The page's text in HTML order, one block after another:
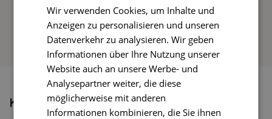
Könnte dir auch gefallen
Wir verwenden Cookies, um Inhalte und
Anzeigen zu personalisieren und unseren
Datenverkehr zu analysieren. Wir geben
Informationen über Ihre Nutzung unserer
Website auch an unsere Werbe- und
Analysepartner weiter, die diese
möglicherweise mit anderen
Informationen kombinieren, die Sie ihnen